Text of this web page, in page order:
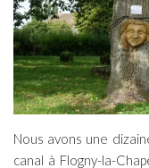
Nous avons une
canal à Flogny-la-